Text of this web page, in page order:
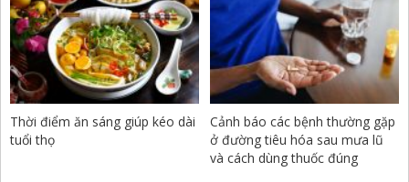
Thời điểm ăn sáng giúp kéo dài
tuổi thọ
Cảnh báo các bệnh thường gặp
ở đường tiêu hóa sau mưa lũ
và cách dùng thuốc đúng